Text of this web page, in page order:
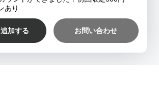
特定商取引法に基づく表記
国大人レディースファッション通販のforever yours